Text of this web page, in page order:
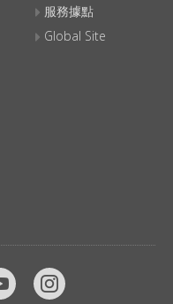
服務據點
Global Site